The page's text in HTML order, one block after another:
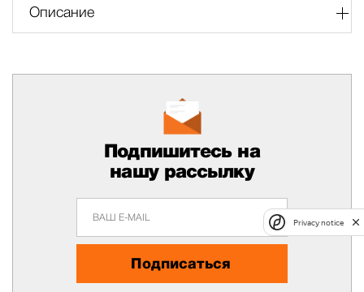
Описание
Подпишитесь на
нашу рассылку
Подписаться
Privacy notice